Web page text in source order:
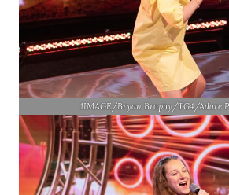
1IMAGE/Bryan Brophy/TG4/Adare